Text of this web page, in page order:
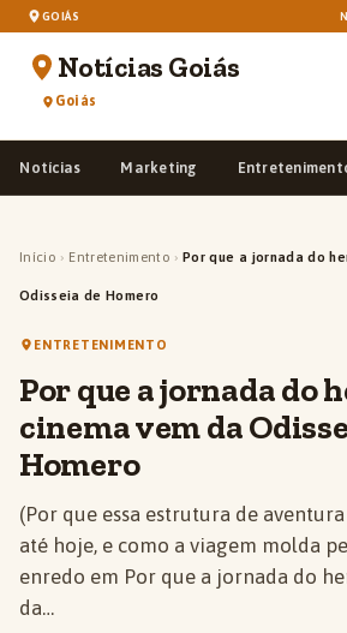
GOIÁS
Notícias Goiás
Goiás
Notícias Marketing
Início › Entretenimento › Por que a jornada do
Odisseia de Homero
ENTRETENIMENTO
Por que a jornada do
cinema vem da
Homero
(Por que essa estrutura de
até hoje, e como a viagem molda
enredo em Por que a jornada do
da…